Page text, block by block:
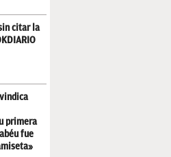
sin citar la
primera
fue